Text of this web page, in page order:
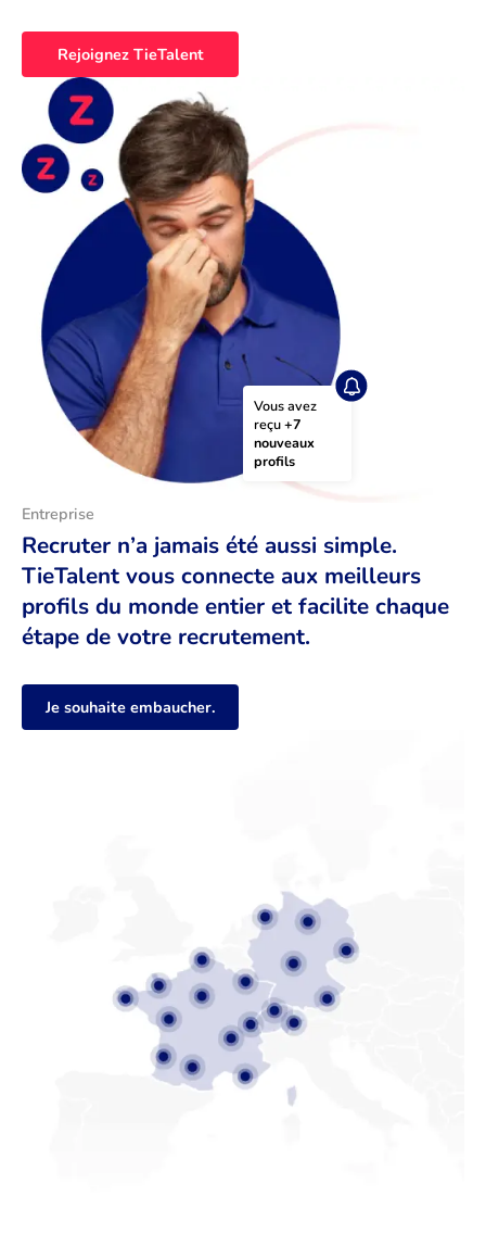
Rejoignez TieTalent
Vous avez
reçu +7
nouveaux
profils
Entreprise
Recruter n’a jamais été aussi simple.
TieTalent vous connecte aux meilleurs
profils du monde entier et facilite chaque
étape de votre recrutement.
Je souhaite embaucher.